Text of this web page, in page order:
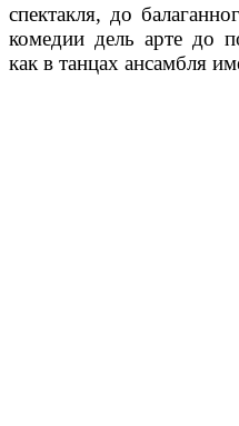
спектакля, до
комедии дель арте до
как в танцах ансамбля